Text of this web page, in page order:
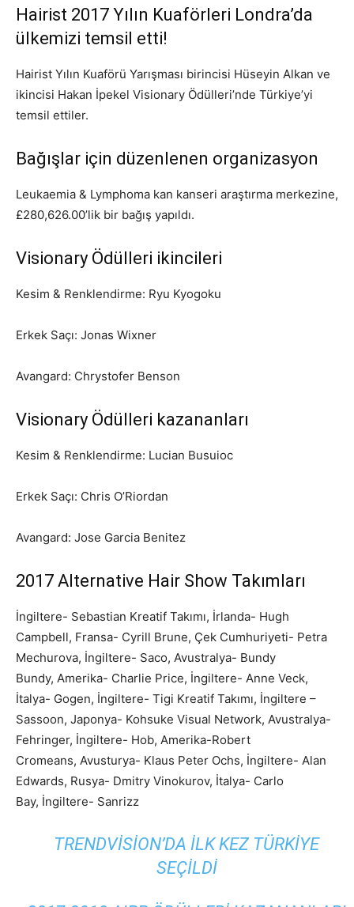
Hairist 2017 Yılın Kuaförleri Londra’da
ülkemizi temsil etti!
Hairist Yılın Kuaförü Yarışması birincisi Hüseyin Alkan ve
ikincisi Hakan İpekel Visionary Ödülleri’nde Türkiye’yi
temsil ettiler.
Bağışlar için düzenlenen organizasyon
Leukaemia & Lymphoma kan kanseri araştırma merkezine,
£280,626.00’lik bir bağış yapıldı.
Visionary Ödülleri ikincileri
Kesim & Renklendirme: Ryu Kyogoku
Erkek Saçı: Jonas Wixner
Avangard: Chrystofer Benson
Visionary Ödülleri kazananları
Kesim & Renklendirme: Lucian Busuioc
Erkek Saçı: Chris O’Riordan
Avangard: Jose Garcia Benitez
2017 Alternative Hair Show Takımları
İngiltere- Sebastian Kreatif Takımı, İrlanda- Hugh
Campbell, Fransa- Cyrill Brune, Çek Cumhuriyeti- Petra
Mechurova, İngiltere- Saco, Avustralya- Bundy
Bundy, Amerika- Charlie Price, İngiltere- Anne Veck,
İtalya- Gogen, İngiltere- Tigi Kreatif Takımı, İngiltere –
Sassoon, Japonya- Kohsuke Visual Network, Avustralya-
Fehringer, İngiltere- Hob, Amerika-Robert
Cromeans, Avusturya- Klaus Peter Ochs, İngiltere- Alan
Edwards, Rusya- Dmitry Vinokurov, İtalya- Carlo
Bay, İngiltere- Sanrizz
TRENDVISION’DA ILK KEZ TÜRKIYE
SEÇILDI